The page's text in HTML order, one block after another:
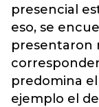
presencial
eso, se
presentaron
predomina
ejemplo el